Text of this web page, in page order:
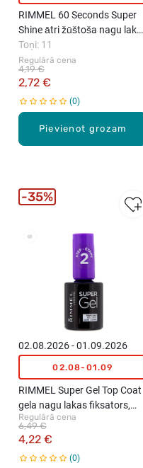
Pievienot grozam
RIMMEL 60 Seconds Super
Shine ātri žūštoša nagu laka,
8ml
Regulārā cena
2,72 €
4,19 €
Toņi: 11
0
02.08.2026 - 01.09.2026
02.08-01.09
RIMMEL Super Gel Top Coat
gela nagu lakas fiksators,
12ml
Regulārā cena
4,22 €
6,49 €
0
35%